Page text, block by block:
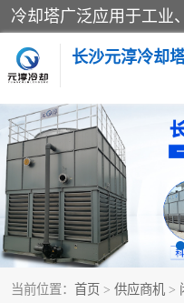
长沙元淳冷却
当前位置： 首页 > 供应商机 >
方形开式冷却塔
闭式冷却塔
电控箱
板式换热器